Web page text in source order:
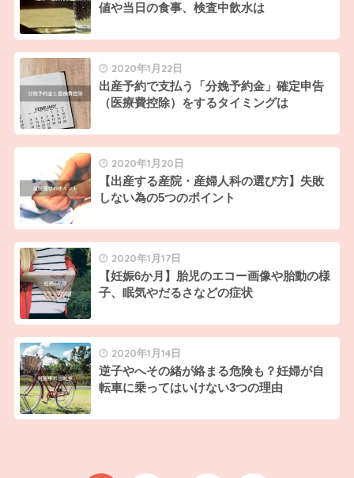
値や当日の食事、検査中飲水は
2020年1月22日
出産予約で支払う「分娩予約金」確定申告
（医療費控除）をするタイミングは
2020年1月20日
【出産する産院・産婦人科の選び方】失敗
しない為の5つのポイント
2020年1月17日
【妊娠6か月】胎児のエコー画像や胎動の様
子、眠気やだるさなどの症状
2020年1月14日
逆子やへその緒が絡まる危険も？妊婦が自
転車に乗ってはいけない3つの理由